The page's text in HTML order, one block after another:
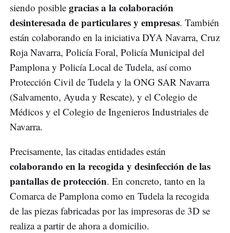
siendo posible gracias a la colaboración
desinteresada de particulares y empresas. También
están colaborando en la iniciativa DYA Navarra, Cruz
Roja Navarra, Policía Foral, Policía Municipal del
Pamplona y Policía Local de Tudela, así como
Protección Civil de Tudela y la ONG SAR Navarra
(Salvamento, Ayuda y Rescate), y el Colegio de
Médicos y el Colegio de Ingenieros Industriales de
Navarra.
Precisamente, las citadas entidades están
colaborando en la recogida y desinfección de las
pantallas de protección. En concreto, tanto en la
Comarca de Pamplona como en Tudela la recogida
de las piezas fabricadas por las impresoras de 3D se
realiza a partir de ahora a domicilio.